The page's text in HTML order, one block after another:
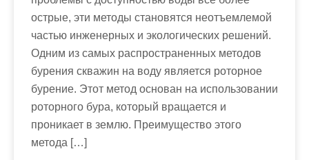
острые, эти методы становятся неотъемлемой
частью инженерных и экологических решений.
Одним из самых распространенных методов
бурения скважин на воду является роторное
бурение. Этот метод основан на использовании
роторного бура, который вращается и
проникает в землю. Преимущество этого
метода […]